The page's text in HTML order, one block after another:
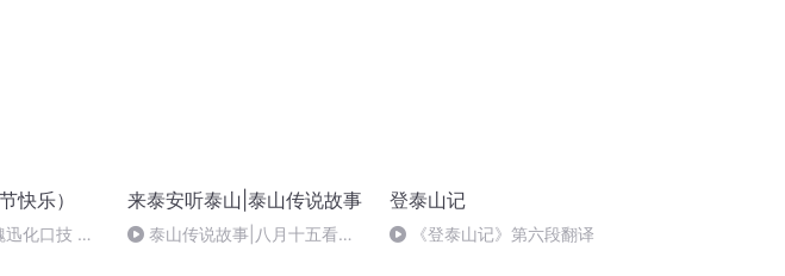
快乐）
化口技 二
来泰安听泰山|泰山传说故事
泰山传说故事|八月十五看闺
登泰山记
《登泰山记》第六段翻译